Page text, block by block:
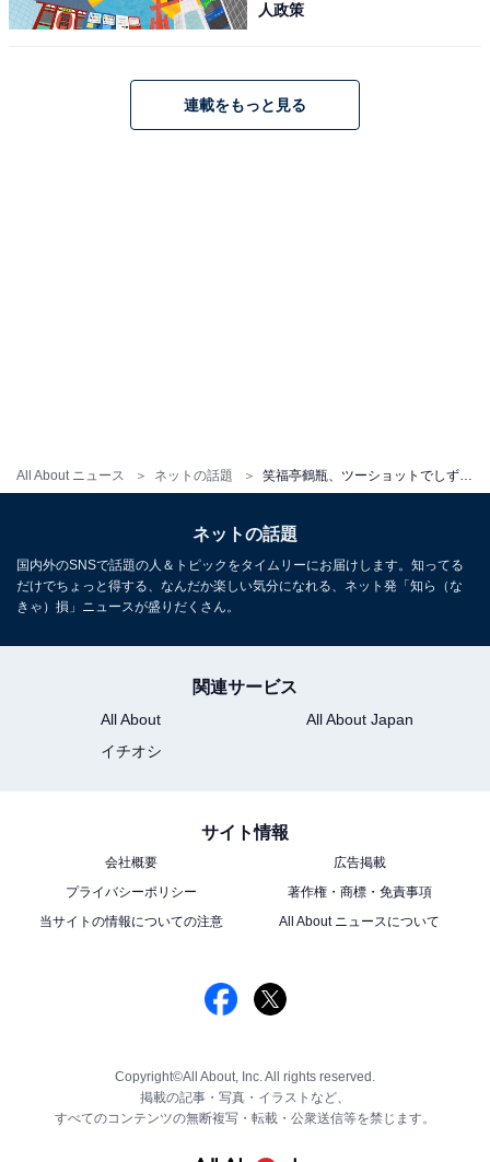
All About ニュース ネットの話題
人政策
連載をもっと見る
ネットの話題
国内外のSNSで話題の人＆トピックをタイムリーにお届けします。知ってる
だけでちょっと得する、なんだか楽しい気分になれる、ネット発「知ら（な
きゃ）損」ニュースが盛りだくさん。
関連サービス
All About
All About Japan
イチオシ
サイト情報
会社概要
広告掲載
プライバシーポリシー
著作権・商標・免責事項
当サイトの情報についての注意
All About ニュースについて
Copyright©All About, Inc. All rights reserved.
掲載の記事・写真・イラストなど、
すべてのコンテンツの無断複写・転載・公衆送信等を禁じます。